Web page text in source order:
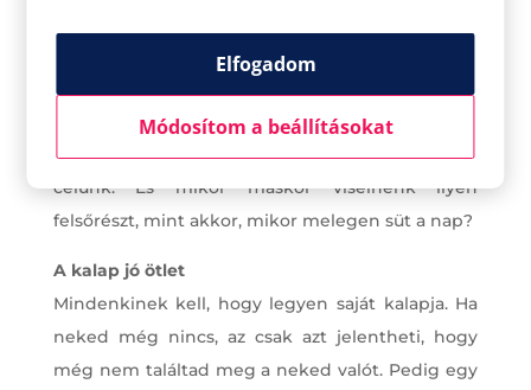
üzletközpontban is kaphatóak váll nélküli felsők,
amik elegánsak, nőiesek. Nyáron egyébként is
törekszünk arra, hogy a bőrünk levegőzzön,
ezekben a nőies felsőkben pedig el is érjük a
célunk. És mikor máskor viselnénk ilyen
felsőrészt, mint akkor, mikor melegen süt a nap?
A kalap jó ötlet
Mindenkinek kell, hogy legyen saját kalapja. Ha
neked még nincs, az csak azt jelentheti, hogy
még nem találtad meg a neked valót. Pedig egy
Elfogadom
Módosítom a beállításokat